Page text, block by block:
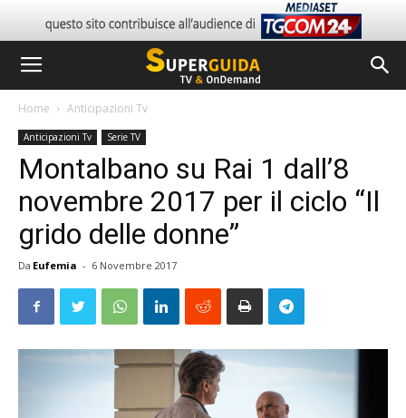
Home Anticipazioni Tv
Anticipazioni Tv Serie TV
Montalbano su Rai 1 dall’8
novembre 2017 per il ciclo “Il
grido delle donne”
Da Eufemia - 6 Novembre 2017